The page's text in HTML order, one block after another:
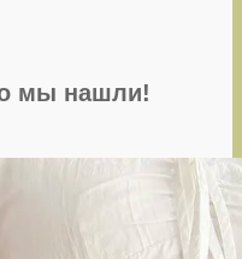
мы нашли!